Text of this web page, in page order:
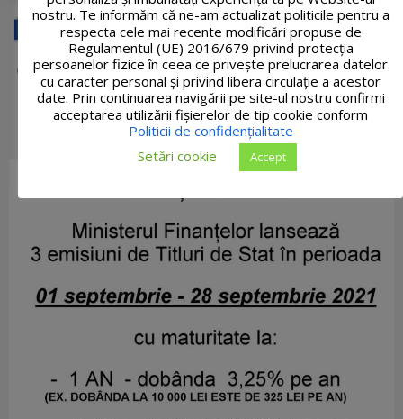
nostru. Te informăm că ne-am actualizat politicile pentru a
respecta cele mai recente modificări propuse de
Regulamentul (UE) 2016/679 privind protecția
persoanelor fizice în ceea ce privește prelucrarea datelor
cu caracter personal și privind libera circulație a acestor
date. Prin continuarea navigării pe site-ul nostru confirmi
acceptarea utilizării fişierelor de tip cookie conform
Politicii de confidențialitate
Setări cookie
Accept